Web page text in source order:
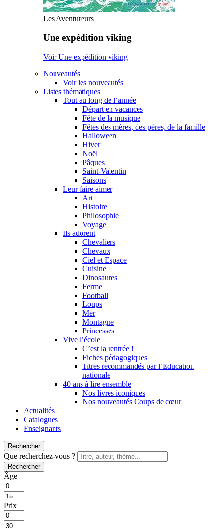
Les Aventureurs
Une expédition viking
Voir Une expédition viking
Nouveautés
Voir les nouveautés
Listes thématiques
Tout au long de l’année
Départ en vacances
Fête de la musique
Fêtes des mères, des pères, de la famille
Halloween
Hiver
Noël
Pâques
Saint-Valentin
Saisons
Leur faire aimer
Art
Histoire
Philosophie
Voyage
Ils adorent
Chevaliers
Chevaux
Ciel et Espace
Cuisine
Dinosaures
Ferme
Football
Loups
Mer
Montagne
Princesses
Vive l’école
C’est la rentrée !
Fiches pédagogiques
Titres recommandés par l’Éducation
nationale
40 ans à lire ensemble
Nos livres iconiques
Nos nouveautés Coups de cœur
Actualités
Catalogues
Enseignants
Rechercher
Que recherchez-vous ?
Rechercher
Âge
Prix